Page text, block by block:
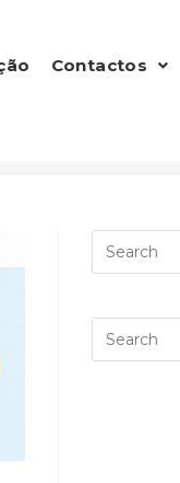
Contactos